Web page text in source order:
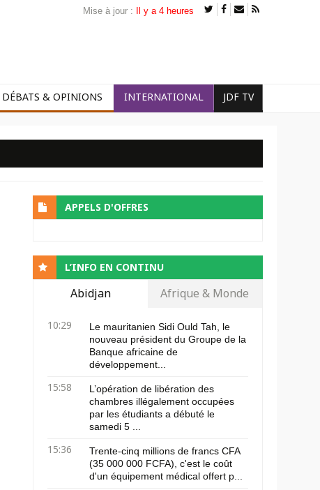
Mise à jour : Il y a 4 heures
DÉBATS & OPINIONS INTERNATIONAL JDF TV
APPELS D'OFFRES
L’INFO EN CONTINU
Abidjan Afrique & Monde
10:29
Le mauritanien Sidi Ould Tah, le
nouveau président du Groupe de la
Banque africaine de
développement...
15:58
L’opération de libération des
chambres illégalement occupées
par les étudiants a débuté le
samedi 5 ...
15:36
Trente-cinq millions de francs CFA
(35 000 000 FCFA), c'est le coût
d'un équipement médical offert p...